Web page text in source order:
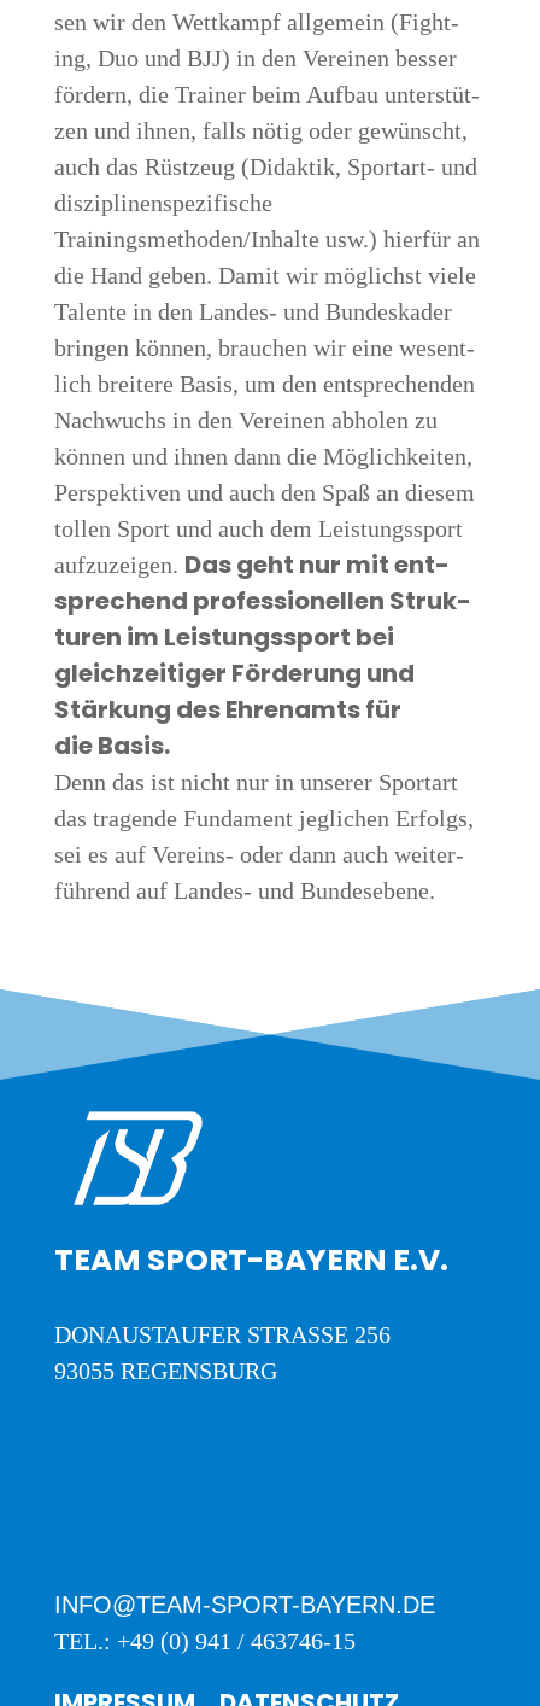
sen wir den Wett­kampf all­ge­mein (Fight­
ing, Duo und BJJ) in den Ver­ei­nen bes­ser
för­dern, die Trai­ner beim Auf­bau unter­stüt­
zen und ihnen, falls nötig oder gewünscht,
auch das Rüst­zeug (Didak­tik, Sport­art- und
dis­zi­pli­nen­spe­zi­fi­sche
Trainingsmethoden/Inhalte usw.) hier­für an
die Hand geben. Damit wir mög­lichst vie­le
Talen­te in den Lan­des- und Bun­des­ka­der
brin­gen kön­nen, brau­chen wir eine wesent­
lich brei­te­re Basis, um den ent­spre­chen­den
Nach­wuchs in den Ver­ei­nen abho­len zu
kön­nen und ihnen dann die Mög­lich­kei­ten,
Per­spek­ti­ven und auch den Spaß an die­sem
tol­len Sport und auch dem Leis­tungs­sport
auf­zu­zei­gen. Das geht nur mit ent­
spre­chend pro­fes­sio­nel­len Struk­
tu­ren im Leis­tungs­sport bei
gleich­zei­ti­ger För­de­rung und
Stär­kung des Ehren­amts für
die Basis.
Denn das ist nicht nur in unse­rer Sport­art
das tra­gen­de Fun­da­ment jeg­li­chen Erfolgs,
sei es auf Ver­eins- oder dann auch wei­ter­
füh­rend auf Lan­des- und Bundesebene.
TEAM SPORT-BAYERN E.V.
DONAUSTAUFER STRASSE 256
93055 REGENSBURG
INFO@TEAM-SPORT-BAYERN.DE
TEL.: +49 (0) 941 / 463746-15